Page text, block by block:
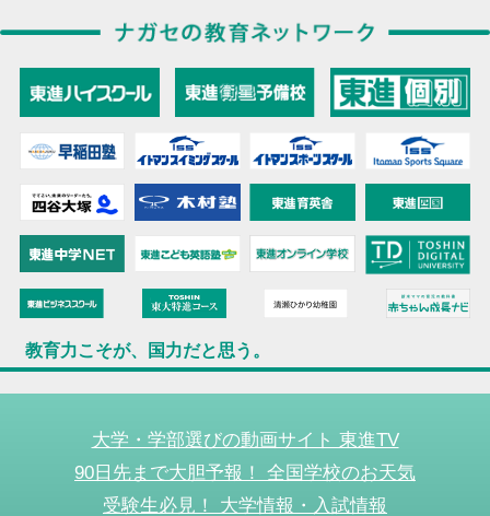
教育力こそが、国力だと思う。
大学・学部選びの動画サイト 東進TV
90日先まで大胆予報！ 全国学校のお天気
受験生必見！ 大学情報・入試情報